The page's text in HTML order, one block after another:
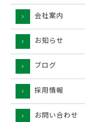
会社案内
お知らせ
ブログ
採用情報
お問い合わせ